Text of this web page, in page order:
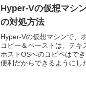
Hyper-Vの仮想マシ
の対処方法
Hyper-Vの仮想マシンで、
コピー＆ペーストは、テキ
ホストOSへのコピペはで
便利だからできるようにし